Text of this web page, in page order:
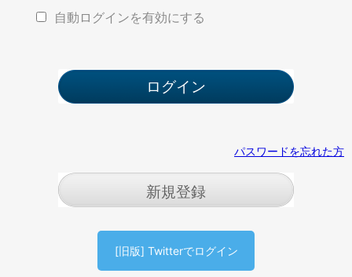
自動ログインを有効にする
パスワードを忘れた方
新規登録
[旧版] Twitterでログイン